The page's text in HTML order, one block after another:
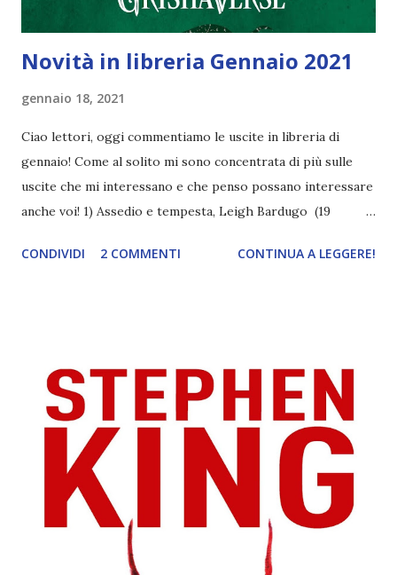
Novità in libreria Gennaio 2021
gennaio 18, 2021
Ciao lettori, oggi commentiamo le uscite in libreria di
gennaio! Come al solito mi sono concentrata di più sulle
uscite che mi interessano e che penso possano interessare
anche voi! 1) Assedio e tempesta, Leigh Bardugo (19
Infatti se ricordate io lessi il primo anni fa, ma poi la serie
COVER : meglio della prima, ma queste tonalità sgargianti
non mi fanno impazzire. Accostato al primo volume sarà un
bellissimo pugno nell'occhio. PREORDER : compralo a
17,95€ 2) Sorcery of thorns, Margaret Rogerson (19
gennaio) Biblioteche magiche, stregoni e forse un enemies
to lovers. Ho letto recensioni contrastanti su questo libro,
ma io sono ugualmente interessata per gli aspetti citati.
Non mi aspetto chi...
CONDIVIDI 2 COMMENTI CONTINUA A LEGGERE!